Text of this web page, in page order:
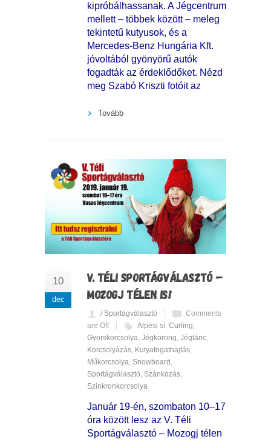
kipróbálhassanak. A Jégcentrum
mellett – többek között – meleg
tekintetű kutyusok, és a
Mercedes-Benz Hungária Kft.
jóvoltából gyönyörű autók
fogadták az érdeklődőket. Nézd
meg Szabó Kriszti fotóit az
Tovább
10
dec
V. TÉLI SPORTÁGVÁLASZTÓ –
MOZOGJ TÉLEN IS!
/ Sportágválasztó
Comments
are Off
Alpesi sí, Curling,
Gyorskorcsolya, Jégkorong, Jégtánc,
Korcsolyázás, Kutyafogathajtás,
Műkorcsolya, Snowboard,
Sportágválasztó, Szánkózás,
Szinkronkorcsolya
Január 19-én, szombaton 10–17
óra között lesz az V. Téli
Sportágválasztó – Mozogj télen